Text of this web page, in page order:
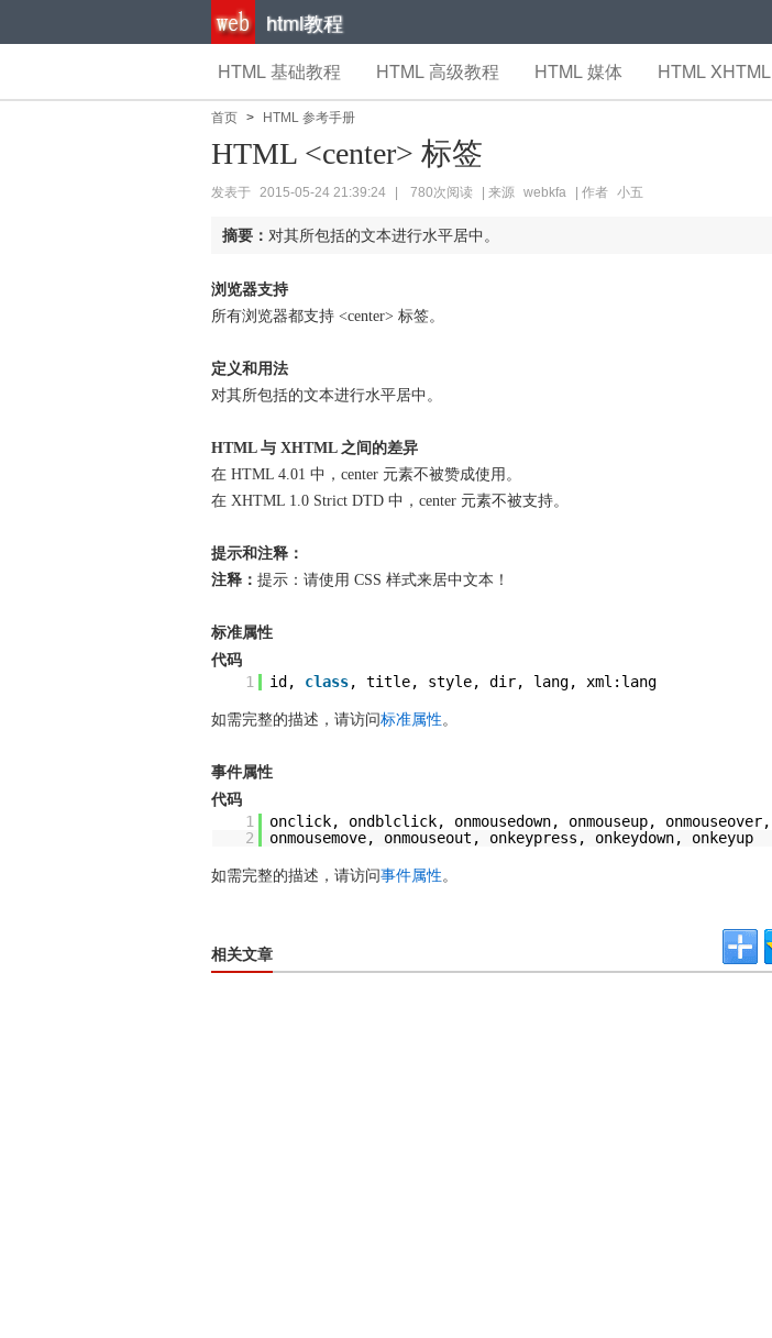
html教程
HTML 基础教程 HTML 高级教程 HTML 媒体 HTML XHTML
首页 > HTML 参考手册
HTML <center> 标签
发表于 2015-05-24 21:39:24 780次阅读 | 来源 webkfa | 作者 小五
摘要： 对其所包括的文本进行水平居中。
浏览器支持
所有浏览器都支持 <center> 标签。
定义和用法
对其所包括的文本进行水平居中。
HTML 与 XHTML 之间的差异
在 HTML 4.01 中，center 元素不被赞成使用。
在 XHTML 1.0 Strict DTD 中，center 元素不被支持。
提示和注释：
注释： 提示：请使用 CSS 样式来居中文本！
标准属性
代码
1
id, class, title, style, dir, lang, xml:lang
如需完整的描述，请访问标准属性。
事件属性
代码
1
onclick, ondblclick, onmousedown, onmouseup, onmouseover,
2
onmousemove, onmouseout, onkeypress, onkeydown, onkeyup
如需完整的描述，请访问事件属性。
相关文章